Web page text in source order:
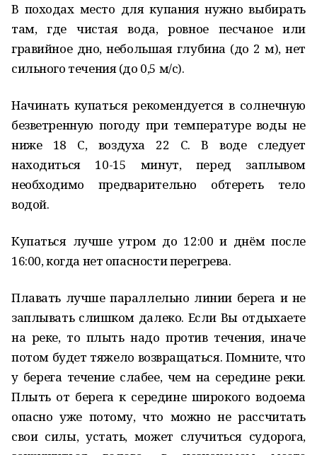
В походах место для купания нужно выбирать
там, где чистая вода, ровное песчаное или
гравийное дно, небольшая глубина (до 2 м), нет
сильного течения (до 0,5 м/с).
Начинать купаться рекомендуется в солнечную
безветренную погоду при температуре воды не
ниже 18 С, воздуха 22 С. В воде следует
находиться 10-15 минут, перед заплывом
необходимо предварительно обтереть тело
водой.
Купаться лучше утром до 12:00 и днём после
16:00, когда нет опасности перегрева.
Плавать лучше параллельно линии берега и не
заплывать слишком далеко. Если Вы отдыхаете
на реке, то плыть надо против течения, иначе
потом будет тяжело возвращаться. Помните, что
у берега течение слабее, чем на середине реки.
Плыть от берега к середине широкого водоема
опасно уже потому, что можно не рассчитать
свои силы, устать, может случиться судорога,